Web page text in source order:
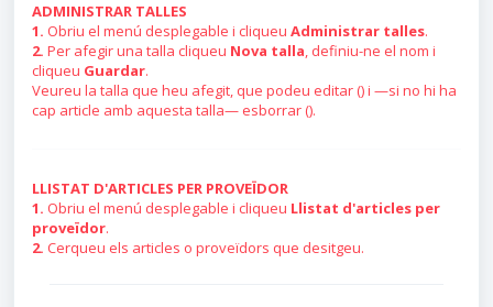
ADMINISTRAR TALLES
1. Obriu el menú desplegable i cliqueu Administrar talles.
2. Per afegir una talla cliqueu Nova talla, definiu-ne el nom i
cliqueu Guardar.
Veureu la talla que heu afegit, que podeu editar () i —si no hi ha
cap article amb aquesta talla— esborrar ().
LLISTAT D'ARTICLES PER PROVEÏDOR
1. Obriu el menú desplegable i cliqueu Llistat d'articles per
proveïdor.
2. Cerqueu els articles o proveïdors que desitgeu.